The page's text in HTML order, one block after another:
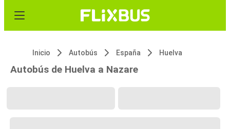
Inicio Autobús España Huelva
Autobús de Huelva a Nazare